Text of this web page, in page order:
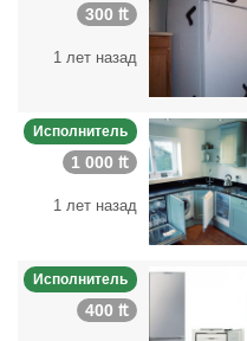
300 ₶
1 лет назад
Исполнитель
1 000 ₶
1 лет назад
Исполнитель
400 ₶